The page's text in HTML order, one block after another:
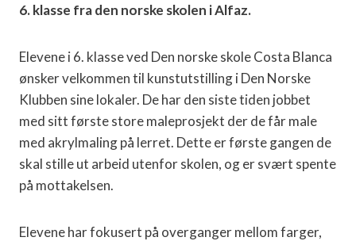
6. klasse fra den norske skolen i Alfaz.
Elevene i 6. klasse ved Den norske skole Costa Blanca
ønsker velkommen til kunstutstilling i Den Norske
Klubben sine lokaler. De har den siste tiden jobbet
med sitt første store maleprosjekt der de får male
med akrylmaling på lerret. Dette er første gangen de
skal stille ut arbeid utenfor skolen, og er svært spente
på mottakelsen.
Elevene har fokusert på overganger mellom farger,